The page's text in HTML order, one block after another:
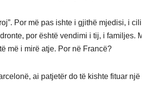
Por më pas ishte i gjithë mjedisi, i
por është vendimi i tij, i familjes.
më i mirë atje. Por në Francë?
ai patjetër do të kishte fituar një